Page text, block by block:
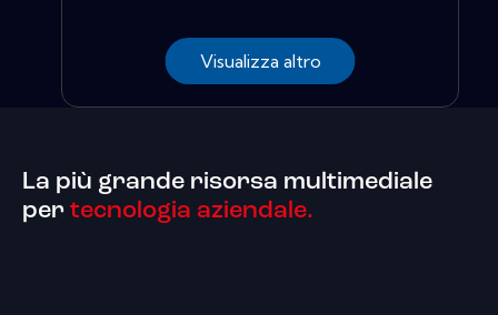
Visualizza altro
La più grande risorsa multimediale
per tecnologia aziendale.